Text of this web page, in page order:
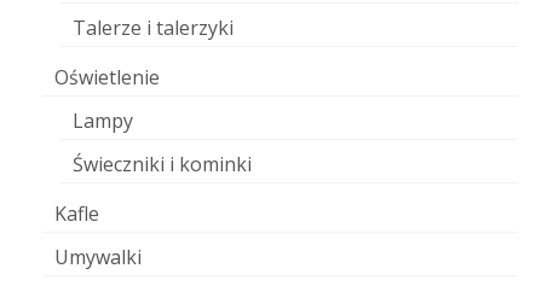
Talerze i talerzyki
Oświetlenie
Lampy
Świeczniki i kominki
Kafle
Umywalki